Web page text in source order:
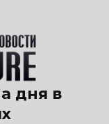
дня в